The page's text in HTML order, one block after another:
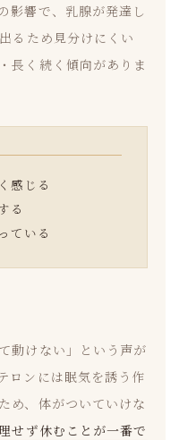
影響で、乳腺が発達し
るため見分けにくい
長く続く傾向がありま
感じる
る
ている
動けない」という声が
ロンには眠気を誘う作
め、体がついていけな
せず休むことが一番で